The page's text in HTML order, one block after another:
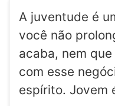
A juventude é
você não
acaba, nem
com esse
espírito. Jovem